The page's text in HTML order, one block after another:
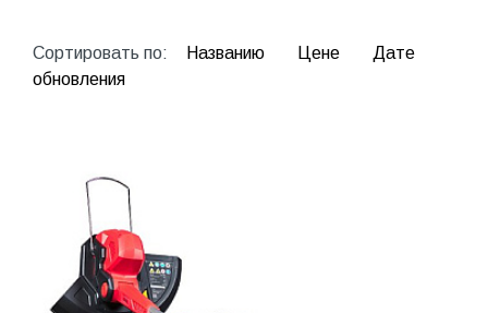
Сортировать по: Названию Цене
Дате
обновления